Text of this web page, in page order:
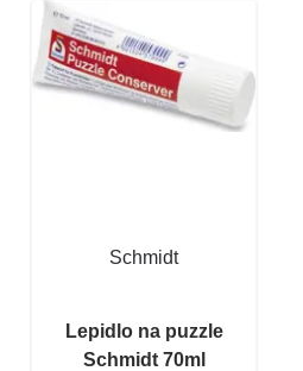
Schmidt
Lepidlo na puzzle
Schmidt 70ml